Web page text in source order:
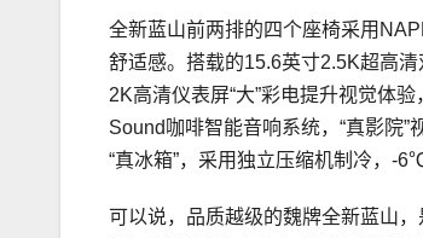
全新蓝山前两排的四个座椅采用
舒适感。搭载的15.6英寸2.5K超高
2K高清仪表屏“大”彩电提升视觉体
Sound咖啡智能音响系统，“真影院
“真冰箱”，采用独立压缩机制冷，-
可以说，品质越级的魏牌全新蓝山